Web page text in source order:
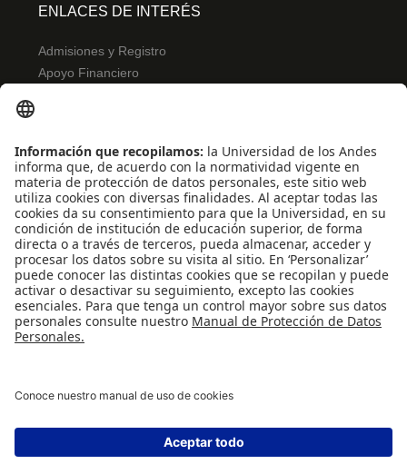
ENLACES DE INTERÉS
Admisiones y Registro
Apoyo Financiero
INFORMACIÓN PARA
Profesores
Administrativos
Egresados